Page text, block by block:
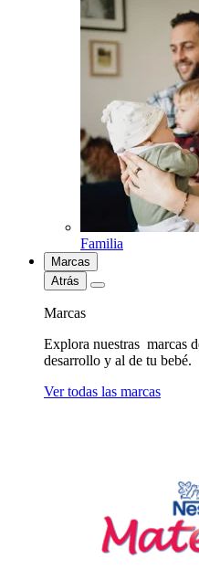
Familia
Marcas
Atrás
Marcas
Explora nuestras marcas
desarrollo y al de tu bebé.
Ver todas las marcas